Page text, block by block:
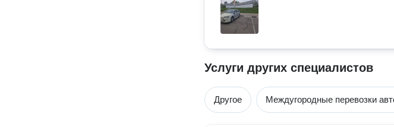
Услуги других специалистов
Другое Междугородные перевозки